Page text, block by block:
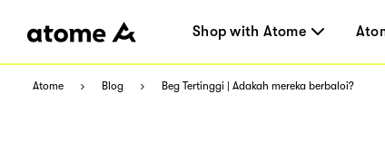
Shop with Atome
Atome Blog Beg Tertinggi | Adakah mereka berbaloi?